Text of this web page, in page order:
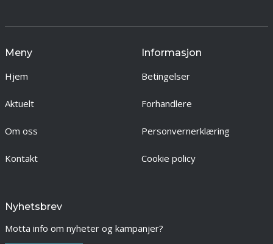
Meny
Hjem
Aktuelt
Om oss
Kontakt
Informasjon
Betingelser
Forhandlere
Personvernerklæring
Cookie policy
Nyhetsbrev
Motta info om nyheter og kampanjer?